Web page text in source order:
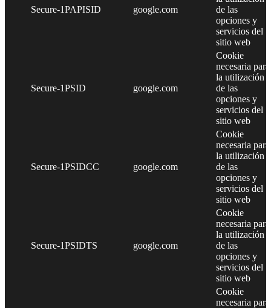
Secure-1PAPISID google.com
de las
opciones y
servicios del
sitio web
Secure-1PSID google.com
Cookie
necesaria para
la utilización
de las
opciones y
servicios del
sitio web
Secure-1PSIDCC google.com
Cookie
necesaria para
la utilización
de las
opciones y
servicios del
sitio web
Secure-1PSIDTS google.com
Cookie
necesaria para
la utilización
de las
opciones y
servicios del
sitio web
Cookie
necesaria para